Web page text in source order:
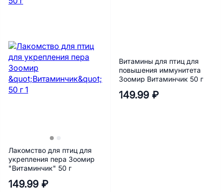
Лакомство для птиц для
укрепления пера Зоомир
"Витаминчик" 50 г
149.99 ₽
Витамины для птиц для
повышения иммунитета
Зоомир Витаминчик 50 г
149.99 ₽